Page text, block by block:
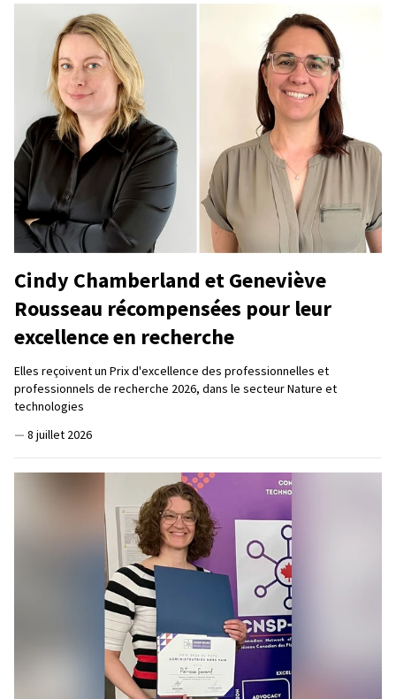
Cindy Chamberland et Geneviève
Rousseau récompensées pour leur
excellence en recherche
Elles reçoivent un Prix d'excellence des professionnelles et
professionnels de recherche 2026, dans le secteur Nature et
technologies
— 8 juillet 2026